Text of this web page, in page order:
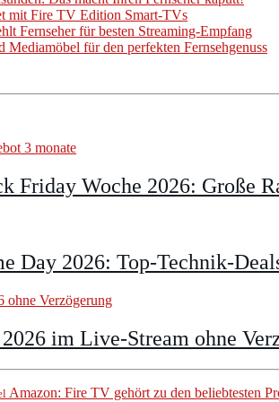
mit Fire TV Edition Smart-TVs
Fernseher für besten Streaming-Empfang
für den perfekten Fernsehgenuss
Friday Woche 2026: Große
Day 2026: Top-Technik-
im Live-Stream ohne
Amazon: Fire TV gehört zu den beliebtesten